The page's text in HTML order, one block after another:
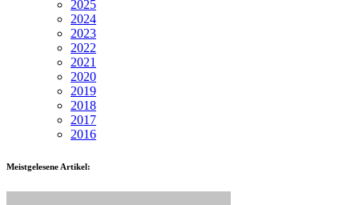
2025
2024
2023
2022
2021
2020
2019
2018
2017
2016
Meistgelesene Artikel: